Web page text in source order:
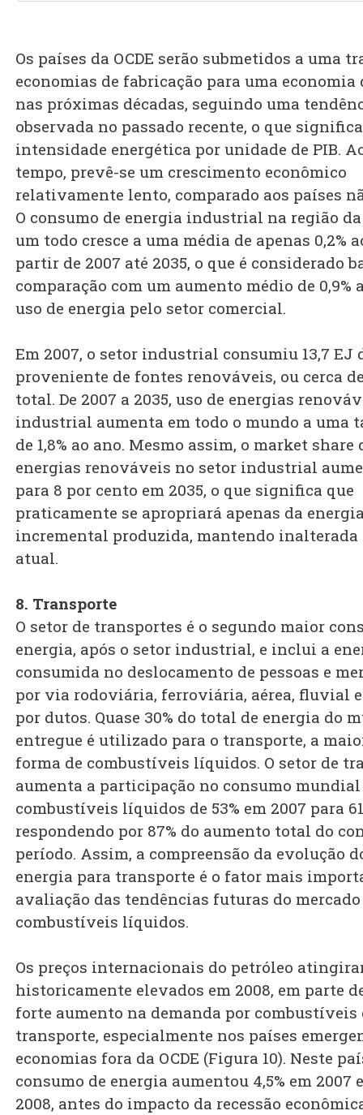
Os países da OCDE serão submetidos a uma
economias de fabricação para uma economia
nas próximas décadas, seguindo uma
observada no passado recente, o que
intensidade energética por unidade de PIB.
tempo, prevê-se um crescimento econômico
relativamente lento, comparado aos países
O consumo de energia industrial na região da
um todo cresce a uma média de apenas 0,2%
partir de 2007 até 2035, o que é considerado
comparação com um aumento médio de 0,9%
uso de energia pelo setor comercial.
Em 2007, o setor industrial consumiu 13,7 EJ
proveniente de fontes renováveis, ou cerca
total. De 2007 a 2035, uso de energias
industrial aumenta em todo o mundo a uma
de 1,8% ao ano. Mesmo assim, o market share
energias renováveis no setor industrial
para 8 por cento em 2035, o que significa que
praticamente se apropriará apenas da
incremental produzida, mantendo inalterada
atual.
8. Transporte
O setor de transportes é o segundo maior
energia, após o setor industrial, e inclui a
consumida no deslocamento de pessoas e
por via rodoviária, ferroviária, aérea, fluvial
por dutos. Quase 30% do total de energia do
entregue é utilizado para o transporte, a
forma de combustíveis líquidos. O setor de
aumenta a participação no consumo mundial
combustíveis líquidos de 53% em 2007 para
respondendo por 87% do aumento total do
período. Assim, a compreensão da evolução
energia para transporte é o fator mais
avaliação das tendências futuras do mercado
combustíveis líquidos.
Os preços internacionais do petróleo
historicamente elevados em 2008, em parte
forte aumento na demanda por combustíveis
transporte, especialmente nos países
economias fora da OCDE (Figura 10). Neste
consumo de energia aumentou 4,5% em 2007
2008, antes do impacto da recessão